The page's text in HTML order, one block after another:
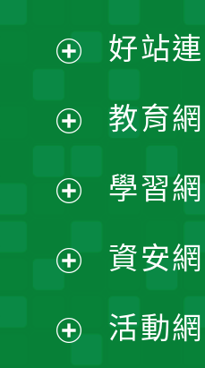
開
選
單
開
選
單
開
選
單
開
選
開
好站
教育
學習
資安
活動